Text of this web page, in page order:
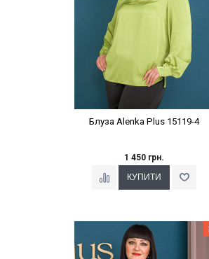
Блуза Alenka Plus 15119-4
1 450 грн.
Наклейки Варіант з %